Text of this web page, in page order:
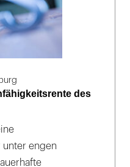
des
unter engen